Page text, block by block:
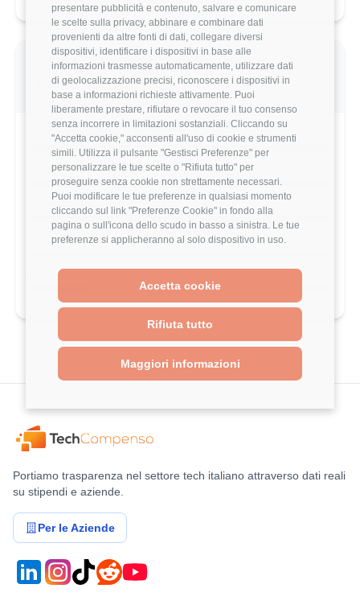
presentare pubblicità e contenuto, salvare e comunicare
le scelte sulla privacy, abbinare e combinare dati
provenienti da altre fonti di dati, collegare diversi
dispositivi, identificare i dispositivi in base alle
informazioni trasmesse automaticamente, utilizzare dati
di geolocalizzazione precisi, riconoscere i dispositivi in
base a informazioni richieste attivamente. Puoi
liberamente prestare, rifiutare o revocare il tuo consenso
senza incorrere in limitazioni sostanziali. Cliccando su
"Accetta cookie," acconsenti all'uso di cookie e strumenti
simili. Utilizza il pulsante "Gestisci Preferenze" per
personalizzare le tue scelte o "Rifiuta tutto" per
proseguire senza cookie non strettamente necessari.
Puoi modificare le tue preferenze in qualsiasi momento
cliccando sul link "Preferenze Cookie" in fondo alla
pagina o sull'icona dello scudo in basso a sinistra. Le tue
preferenze si applicheranno al solo dispositivo in uso.
Accetta cookie
Rifiuta tutto
Maggiori informazioni
Valutazione dettagliata Engineering di
questo utente
Work-Life Balance
Crescita Professionale
Stack Tecnologico
Benefits
Formazione
Portiamo trasparenza nel settore tech italiano attraverso dati reali
su stipendi e aziende.
Per le Aziende